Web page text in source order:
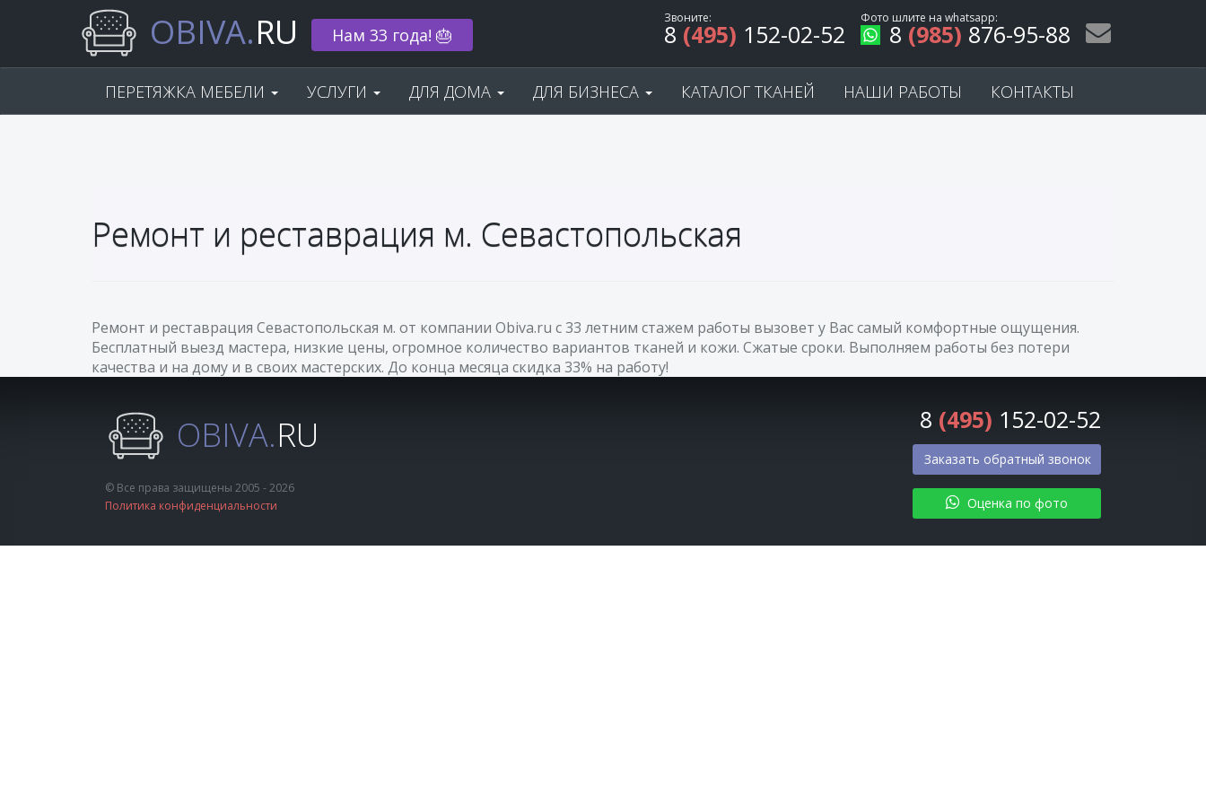
OBIVA.RU Нам 33 года! 🎂
Звоните:
8 (495) 152-02-52
Фото шлите на whatsapp:
8 (985) 876-95-88
ПЕРЕТЯЖКА МЕБЕЛИ УСЛУГИ ДЛЯ ДОМА ДЛЯ БИЗНЕСА КАТАЛОГ ТКАНЕЙ НАШИ РАБОТЫ КОНТАКТЫ
Ремонт и реставрация м. Севастопольская
Ремонт и реставрация Севастопольская м. от компании Obiva.ru с 33 летним стажем работы вызовет у Вас самый комфортные ощущения.
Бесплатный выезд мастера, низкие цены, огромное количество вариантов тканей и кожи. Сжатые сроки. Выполняем работы без потери
качества и на дому и в своих мастерских. До конца месяца скидка 33% на работу!
OBIVA.RU
© Все права защищены 2005 - 2026
Политика конфиденциальности
8 (495) 152-02-52
Заказать обратный звонок
Оценка по фото